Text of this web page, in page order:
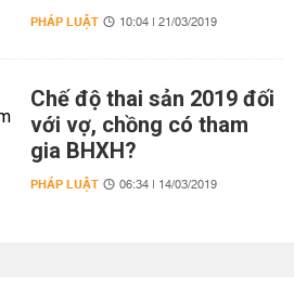
PHÁP LUẬT 10:04 | 21/03/2019
Chế độ thai sản 2019 đối
với vợ, chồng có tham
gia BHXH?
PHÁP LUẬT 06:34 | 14/03/2019